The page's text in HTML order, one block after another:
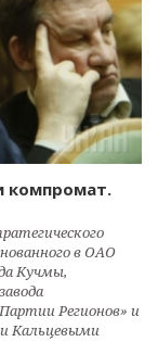
компромат.
в ОАО
Кучмы,
Регионов» и
Кальцевыми